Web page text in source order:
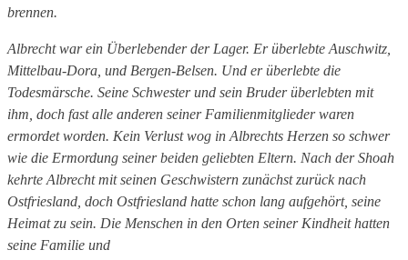
brennen.
Albrecht war ein Überlebender der Lager. Er überlebte Auschwitz,
Mittelbau-Dora, und Bergen-Belsen. Und er überlebte die
Todesmärsche. Seine Schwester und sein Bruder überlebten mit
ihm, doch fast alle anderen seiner Familienmitglieder waren
ermordet worden. Kein Verlust wog in Albrechts Herzen so schwer
wie die Ermordung seiner beiden geliebten Eltern. Nach der Shoah
kehrte Albrecht mit seinen Geschwistern zunächst zurück nach
Ostfriesland, doch Ostfriesland hatte schon lang aufgehört, seine
Heimat zu sein. Die Menschen in den Orten seiner Kindheit hatten
seine Familie und